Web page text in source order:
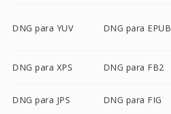
DNG para YUV DNG para EPUB
DNG para XPS DNG para FB2
DNG para JPS DNG para FIG